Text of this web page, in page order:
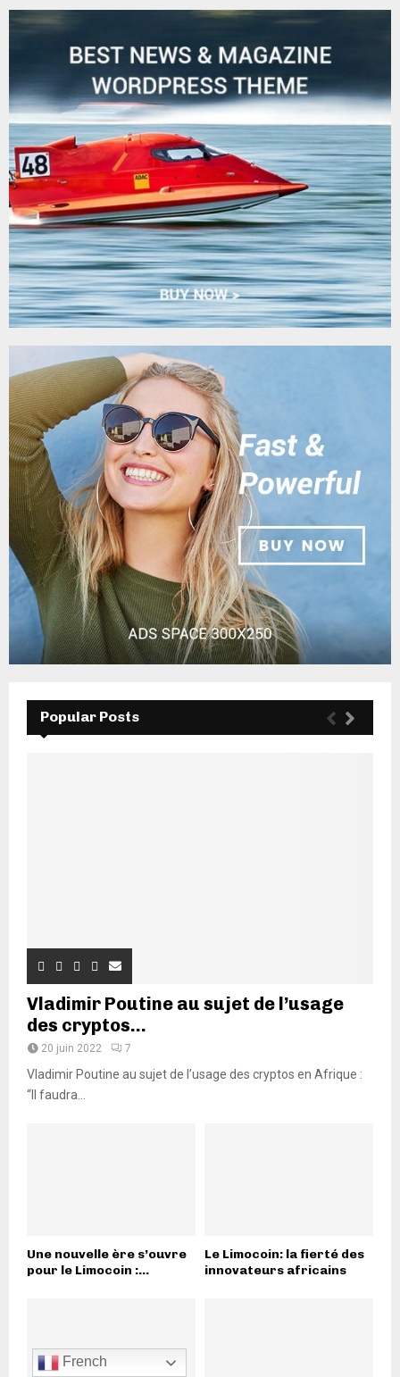
Popular Posts
Vladimir Poutine au sujet de l’usage
des cryptos...
20 juin 2022 7
Vladimir Poutine au sujet de l’usage des cryptos en Afrique :
“Il faudra...
Une nouvelle ère s’ouvre
pour le Limocoin :...
Le Limocoin: la fierté des
innovateurs africains
French